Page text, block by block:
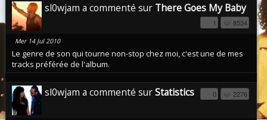
sl0wjam a commenté sur There Goes My Baby
1 8534
Mer 14 Jul 2010
Le genre de son qui tourne non-stop chez moi, c'est une de mes
tracks préférée de l'album.
sl0wjam a commenté surStatistics 0 2276